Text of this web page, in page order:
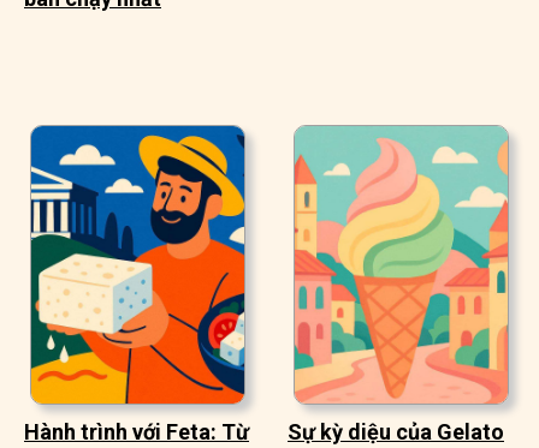
Hành trình với Feta: Từ
Sự kỳ diệu của Gelato